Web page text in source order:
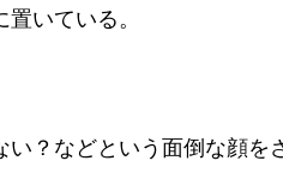
いている。
？などという面倒な顔を